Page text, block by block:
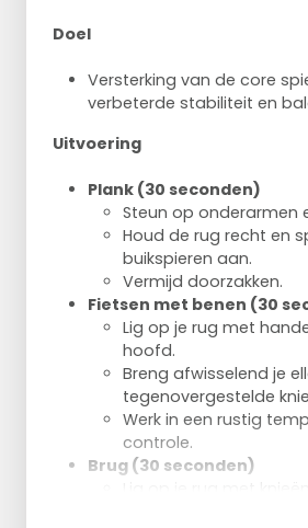
Doel
Versterking van de core
verbeterde stabiliteit en
Uitvoering
Plank (30 seconden)
Steun op onderarmen
Houd de rug recht en
buikspieren aan.
Vermijd doorzakken.
Fietsen met benen (30
Lig op je rug met
hoofd.
Breng afwisselend je
tegenovergestelde
Werk in een rustig
controle.
Brug (30 seconden)